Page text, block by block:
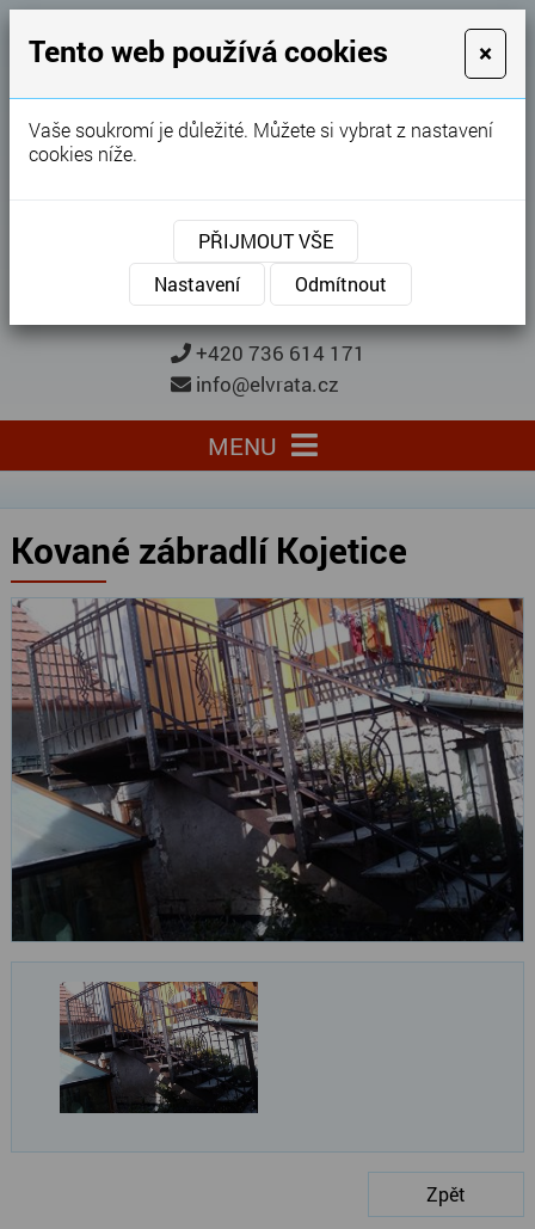
GARÁŽOVÁ VRATA
Karel Procházka
Garážová vrata, brány, ploty ...
Kontaktujte nás
KONTAKTUJTE NÁS
+420 736 614 171
info@elvrata.cz
MENU
Kované zábradlí Kojetice
Zpět
Tento web používá cookies ×
Vaše soukromí je důležité. Můžete si vybrat z nastavení
cookies níže.
PŘIJMOUT VŠE
Nastavení
Odmítnout